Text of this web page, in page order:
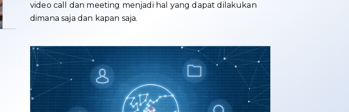
video call dan meeting menjadi hal yang dapat dilakukan
dimana saja dan kapan saja.